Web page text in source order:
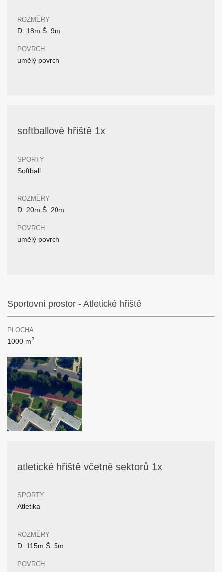
ROZMĚRY
D: 18m Š: 9m
POVRCH
umělý povrch
softballové hřiště 1x
SPORTY
Softball
ROZMĚRY
D: 20m Š: 20m
POVRCH
umělý povrch
Sportovní prostor - Atletické hřiště
PLOCHA
1000 m2
atletické hřiště včetně sektorů 1x
SPORTY
Atletika
ROZMĚRY
D: 115m Š: 5m
POVRCH